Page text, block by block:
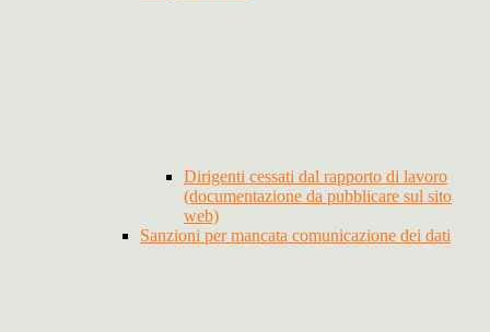
Dirigenti cessati dal rapporto di lavoro
(documentazione da pubblicare sul sito
web)
Sanzioni per mancata comunicazione dei dati